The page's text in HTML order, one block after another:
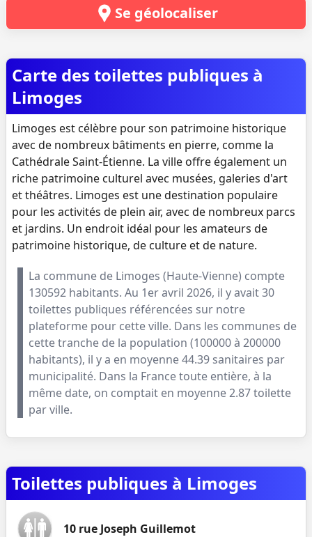
Se géolocaliser
Carte des toilettes publiques à
Limoges
Limoges est célèbre pour son patrimoine historique
avec de nombreux bâtiments en pierre, comme la
Cathédrale Saint-Étienne. La ville offre également un
riche patrimoine culturel avec musées, galeries d'art
et théâtres. Limoges est une destination populaire
pour les activités de plein air, avec de nombreux parcs
et jardins. Un endroit idéal pour les amateurs de
patrimoine historique, de culture et de nature.
La commune de Limoges (Haute-Vienne) compte
130592 habitants. Au 1er avril 2026, il y avait30
toilettes publiques référencées sur notre
plateforme pour cette ville. Dans les communes de
cette tranche de la population (100000 à 200000
habitants), il y a en moyenne44.39 sanitaires par
municipalité. Dans la France toute entière, à la
même date, on comptait en moyenne2.87toilette
par ville.
Toilettes publiques à Limoges
10 rue Joseph Guillemot